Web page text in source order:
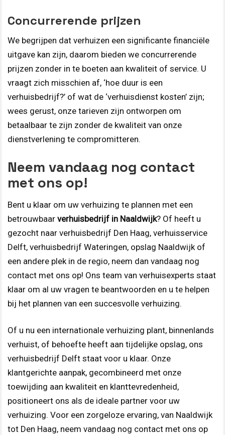
Concurrerende prijzen
We begrijpen dat verhuizen een significante financiële
uitgave kan zijn, daarom bieden we concurrerende
prijzen zonder in te boeten aan kwaliteit of service. U
vraagt zich misschien af, ‘hoe duur is een
verhuisbedrijf?’ of wat de ‘verhuisdienst kosten’ zijn;
wees gerust, onze tarieven zijn ontworpen om
betaalbaar te zijn zonder de kwaliteit van onze
dienstverlening te compromitteren.
Neem vandaag nog contact
met ons op!
Bent u klaar om uw verhuizing te plannen met een
betrouwbaar verhuisbedrijf in Naaldwijk? Of heeft u
gezocht naar verhuisbedrijf Den Haag, verhuisservice
Delft, verhuisbedrijf Wateringen, opslag Naaldwijk of
een andere plek in de regio, neem dan vandaag nog
contact met ons op! Ons team van verhuisexperts staat
klaar om al uw vragen te beantwoorden en u te helpen
bij het plannen van een succesvolle verhuizing.
Of u nu een internationale verhuizing plant, binnenlands
verhuist, of behoefte heeft aan tijdelijke opslag, ons
verhuisbedrijf Delft staat voor u klaar. Onze
klantgerichte aanpak, gecombineerd met onze
toewijding aan kwaliteit en klanttevredenheid,
positioneert ons als de ideale partner voor uw
verhuizing. Voor een zorgeloze ervaring, van Naaldwijk
tot Den Haag, neem vandaag nog contact met ons op